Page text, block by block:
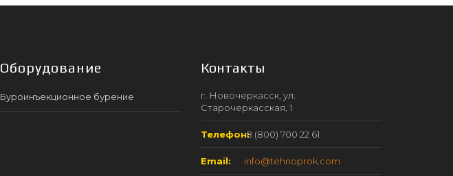
Оборудование
Буроинъекционное бурение
Контакты
г. Новочеркасск, ул.
Старочеркасская, 1
Телефон:8 (800) 700 22 61
Email: info@tehnoprok.com